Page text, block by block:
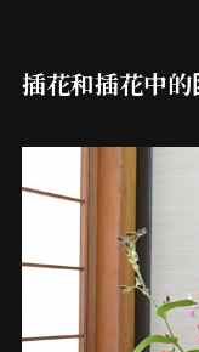
插花和插花中的